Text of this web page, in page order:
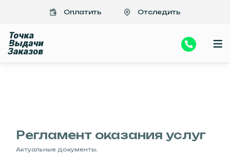
>Регламент оказания услуг
Оплатить Отследить
Регламент оказания услуг
Актуальные документы.